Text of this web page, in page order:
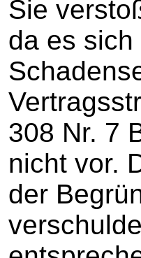
Sie
da es
308 Nr. 7
nicht vor.
der